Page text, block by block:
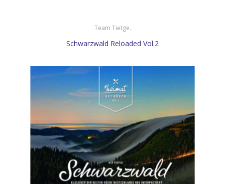
Team Tietge.
Schwarzwald Reloaded Vol.2